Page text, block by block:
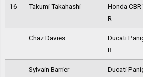
16 Takumi Takahashi
Honda
R
Chaz Davies
Ducati
R
Sylvain Barrier
Ducati